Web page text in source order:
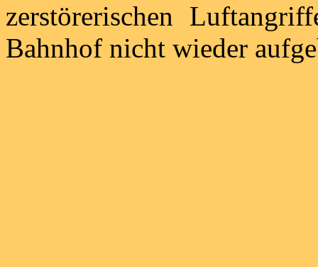
zerstörerischen
Bahnhof nicht wieder